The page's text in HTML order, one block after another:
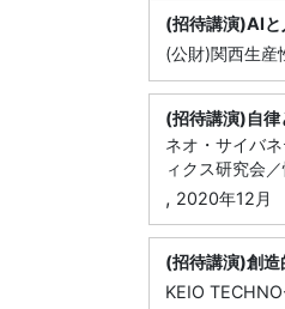
(招待講演)AIと
(公財)関西生
(招待講演)自律
ネオ・サイバ
ィクス研究会
, 2020年12月
(招待講演)創造
KEIO